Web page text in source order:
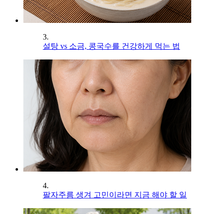
3.
설탕 vs 소금, 콩국수를 건강하게 먹는 법
4.
팔자주름 생겨 고민이라면 지금 해야 할 일